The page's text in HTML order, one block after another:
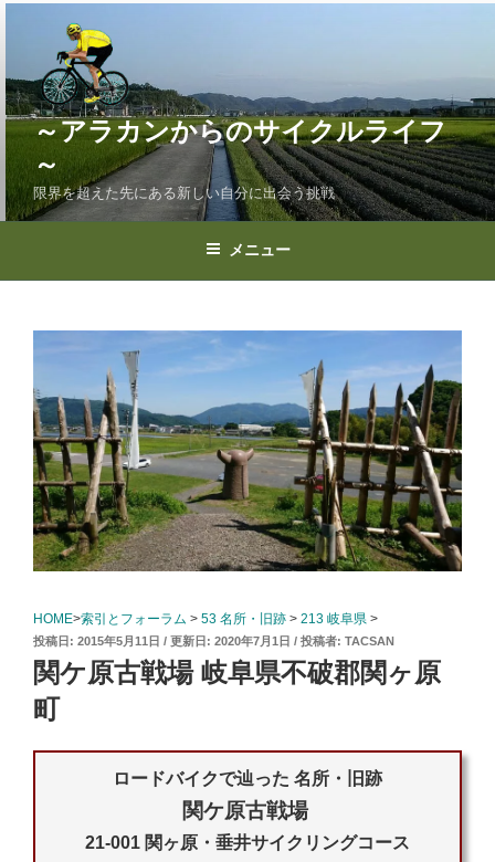
ン
ツ
キ
ッ
～アラカンからのサイクルライフ
～
限界を超えた先にある新しい自分に出会う挑戦
メニュー
HOME>索引とフォーラム > 53 名所・旧跡 > 213 岐阜県 >
投
稿
日:
2015年5月11日 2020年7月1日 投稿者: TACSAN
関ケ原古戦場 岐阜県不破郡関ヶ原
町
ロードバイクで辿った 名所・旧跡
関ケ原古戦場
21-001 関ヶ原・垂井サイクリングコース